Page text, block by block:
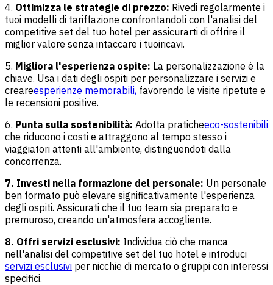
4. Ottimizza le strategie di prezzo: Rivedi regolarmente i
tuoi modelli di tariffazione confrontandoli con l'analisi del
competitive set del tuo hotel per assicurarti di offrire il
miglior valore senza intaccare i tuoiricavi.
5. Migliora l'esperienza ospite: La personalizzazione è la
chiave. Usa i dati degli ospiti per personalizzare i servizi e
creareesperienze memorabili, favorendo le visite ripetute e
le recensioni positive.
6. Punta sulla sostenibilità: Adotta praticheeco-sostenibili
che riducono i costi e attraggono al tempo stesso i
viaggiatori attenti all'ambiente, distinguendoti dalla
concorrenza.
7. Investi nella formazione del personale: Un personale
ben formato può elevare significativamente l'esperienza
degli ospiti. Assicurati che il tuo team sia preparato e
premuroso, creando un'atmosfera accogliente.
8. Offri servizi esclusivi: Individua ciò che manca
nell'analisi del competitive set del tuo hotel e introduci
servizi esclusivi per nicchie di mercato o gruppi con interessi
specifici.